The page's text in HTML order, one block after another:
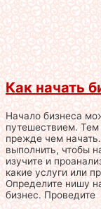
Как начать
Начало бизнеса
путешествием.
прежде чем
выполнить, чтобы
изучите и
какие услуги или
Определите нишу
бизнес. Проведите